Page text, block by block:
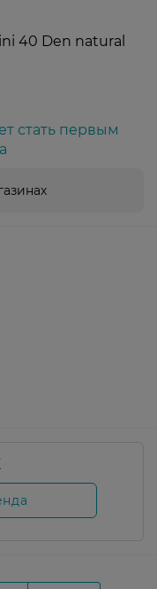
40 Den natural
стать первым